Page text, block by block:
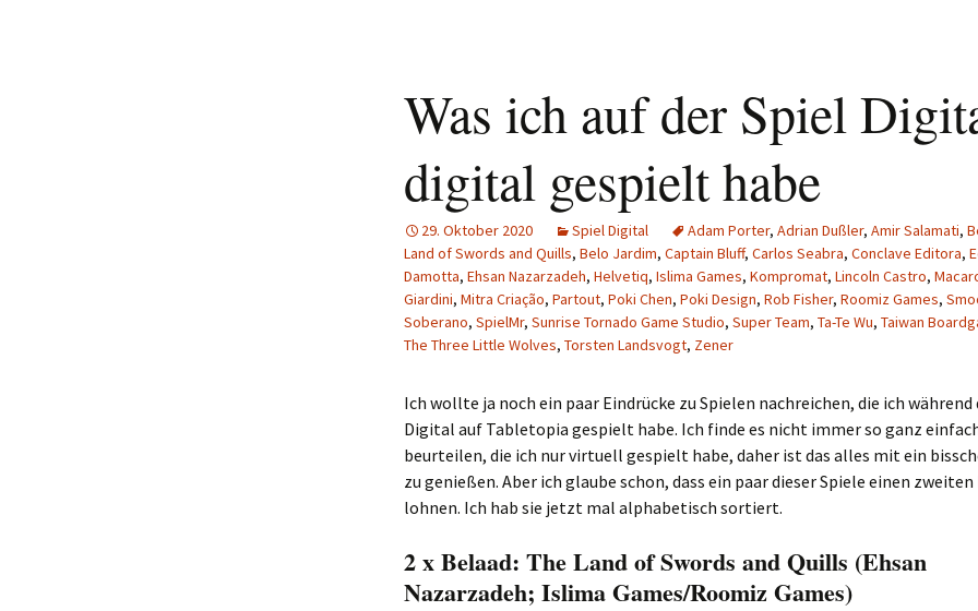
Was ich auf der Spiel
digital gespielt habe
29. Oktober 2020 Spiel Digital Adam Porter, Adrian Dußler, Amir Salamati,
Land of Swords and Quills, Belo Jardim, Captain Bluff, Carlos Seabra, Conclave Editora,
Damotta, Ehsan Nazarzadeh, Helvetiq, Islima Games, Kompromat, Lincoln Castro,
Giardini, Mitra Criação, Partout, Poki Chen, Poki Design, Rob Fisher, Roomiz Games,
Soberano, SpielMr, Sunrise Tornado Game Studio, Super Team, Ta-Te Wu, Taiwan
The Three Little Wolves, Torsten Landsvogt, Zener
Ich wollte ja noch ein paar Eindrücke zu Spielen nachreichen, die ich während
Digital auf Tabletopia gespielt habe. Ich finde es nicht immer so ganz
beurteilen, die ich nur virtuell gespielt habe, daher ist das alles mit ein
zu genießen. Aber ich glaube schon, dass ein paar dieser Spiele einen
lohnen. Ich hab sie jetzt mal alphabetisch sortiert.
2 x Belaad: The Land of Swords and Quills (Ehsan
Nazarzadeh; Islima Games/Roomiz Games)